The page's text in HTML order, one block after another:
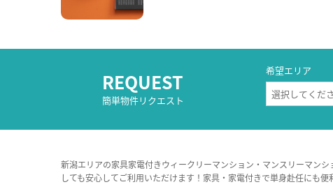
REQUEST
簡単物件リクエスト
希望エリア
新潟エリアの家具家電付きウィークリーマンション・マンスリーマン
しても安心してご利用いただけます！家具・家電付きで単身赴任にも便